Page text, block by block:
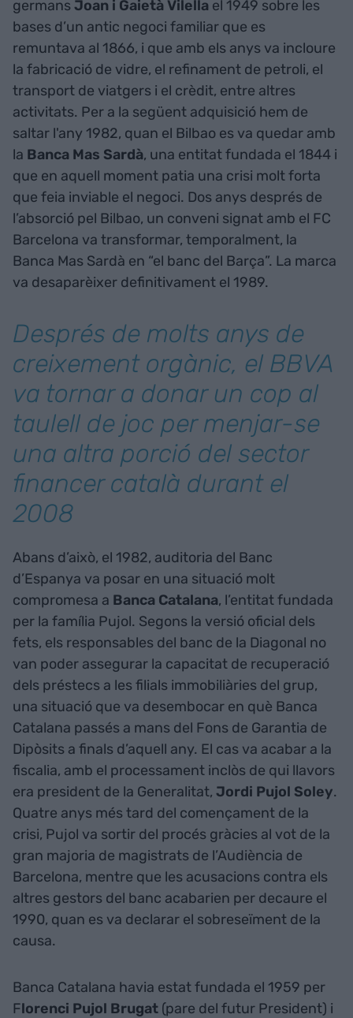
germansJoan i Gaietà Vilella el 1949 sobre les
bases d’un antic negoci familiar que es
remuntava al 1866, i que amb els anys va incloure
la fabricació de vidre, el refinament de petroli, el
transport de viatgers i el crèdit, entre altres
activitats. Per a la següent adquisició hem de
saltar l'any 1982, quan el Bilbao es va quedar amb
la Banca Mas Sardà, una entitat fundada el 1844 i
que en aquell moment patia una crisi molt forta
que feia inviable el negoci. Dos anys després de
l’absorció pel Bilbao, un conveni signat amb el FC
Barcelona va transformar, temporalment, la
Banca Mas Sardà en “el banc del Barça”. La marca
va desaparèixer definitivament el 1989.
Després de molts anys de
creixement orgànic, el BBVA
va tornar a donar un cop al
taulell de joc per menjar-se
una altra porció del sector
financer català durant el
2008
Abans d’això, el 1982, auditoria del Banc
d’Espanya va posar en una situació molt
compromesa a Banca Catalana, l’entitat fundada
per la família Pujol. Segons la versió oficial dels
fets, els responsables del banc de la Diagonal no
van poder assegurar la capacitat de recuperació
dels préstecs a les filials immobiliàries del grup,
una situació que va desembocar en què Banca
Catalana passés a mans del Fons de Garantia de
Dipòsits a finals d’aquell any. El cas va acabar a la
fiscalia, amb el processament inclòs de qui llavors
era president de la Generalitat, Jordi Pujol Soley.
Quatre anys més tard del començament de la
crisi, Pujol va sortir del procés gràcies al vot de la
gran majoria de magistrats de l’Audiència de
Barcelona, mentre que les acusacions contra els
altres gestors del banc acabarien per decaure el
1990, quan es va declarar el sobreseïment de la
causa.
Banca Catalana havia estat fundada el 1959 per
Florenci Pujol Brugat (pare del futur President) i